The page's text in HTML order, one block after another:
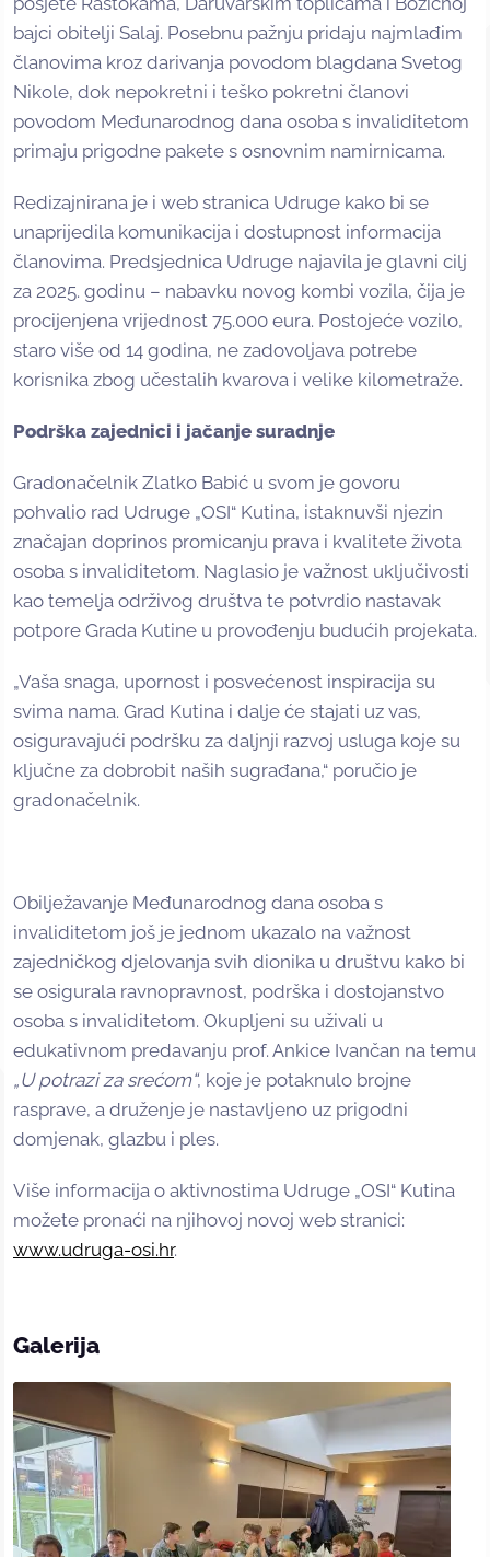
bajci obitelji Salaj. Posebnu pažnju pridaju najmlađim
članovima kroz darivanja povodom blagdana Svetog
Nikole, dok nepokretni i teško pokretni članovi
povodom Međunarodnog dana osoba s invaliditetom
primaju prigodne pakete s osnovnim namirnicama.
Redizajnirana je i web stranica Udruge kako bi se
unaprijedila komunikacija i dostupnost informacija
članovima. Predsjednica Udruge najavila je glavni cilj
za 2025. godinu – nabavku novog kombi vozila, čija je
procijenjena vrijednost 75.000 eura. Postojeće vozilo,
staro više od 14 godina, ne zadovoljava potrebe
korisnika zbog učestalih kvarova i velike kilometraže.
Podrška zajednici i jačanje suradnje
Gradonačelnik Zlatko Babić u svom je govoru
pohvalio rad Udruge „OSI“ Kutina, istaknuvši njezin
značajan doprinos promicanju prava i kvalitete života
osoba s invaliditetom. Naglasio je važnost uključivosti
kao temelja održivog društva te potvrdio nastavak
potpore Grada Kutine u provođenju budućih projekata.
„Vaša snaga, upornost i posvećenost inspiracija su
svima nama. Grad Kutina i dalje će stajati uz vas,
osiguravajući podršku za daljnji razvoj usluga koje su
ključne za dobrobit naših sugrađana,“ poručio je
gradonačelnik.
Obilježavanje Međunarodnog dana osoba s
invaliditetom još je jednom ukazalo na važnost
zajedničkog djelovanja svih dionika u društvu kako bi
se osigurala ravnopravnost, podrška i dostojanstvo
osoba s invaliditetom. Okupljeni su uživali u
edukativnom predavanju prof. Ankice Ivančan na temu
„U potrazi za srećom“, koje je potaknulo brojne
rasprave, a druženje je nastavljeno uz prigodni
domjenak, glazbu i ples.
Više informacija o aktivnostima Udruge „OSI“ Kutina
možete pronaći na njihovoj novoj web stranici:
www.udruga-osi.hr.
Galerija